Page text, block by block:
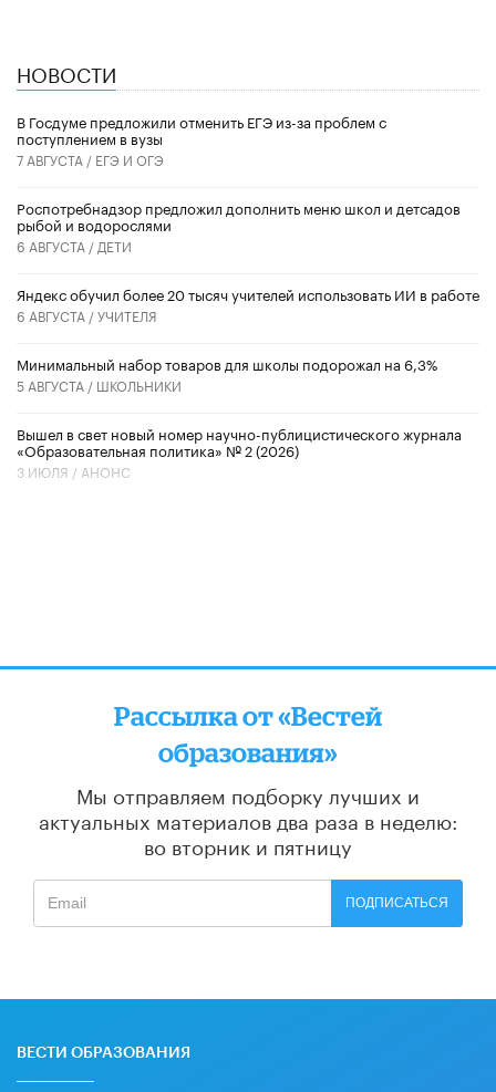
НОВОСТИ
В Госдуме предложили отменить ЕГЭ из-за проблем с
поступлением в вузы
7 АВГУСТА / ЕГЭ И ОГЭ
Роспотребнадзор предложил дополнить меню школ и детсадов
рыбой и водорослями
6 АВГУСТА / ДЕТИ
​Яндекс обучил более 20 тысяч учителей использовать ИИ в работе
6 АВГУСТА /УЧИТЕЛЯ
Минимальный набор товаров для школы подорожал на 6,3%
5 АВГУСТА / ШКОЛЬНИКИ
Вышел в свет новый номер научно-публицистического журнала
«Образовательная политика» № 2 (2026)
3 ИЮЛЯ / АНОНС
Рассылка от «Вестей
образования»
Мы отправляем подборку лучших и
актуальных материалов два раза в неделю:
во вторник и пятницу
ПОДПИСАТЬСЯ
ВЕСТИ ОБРАЗОВАНИЯ